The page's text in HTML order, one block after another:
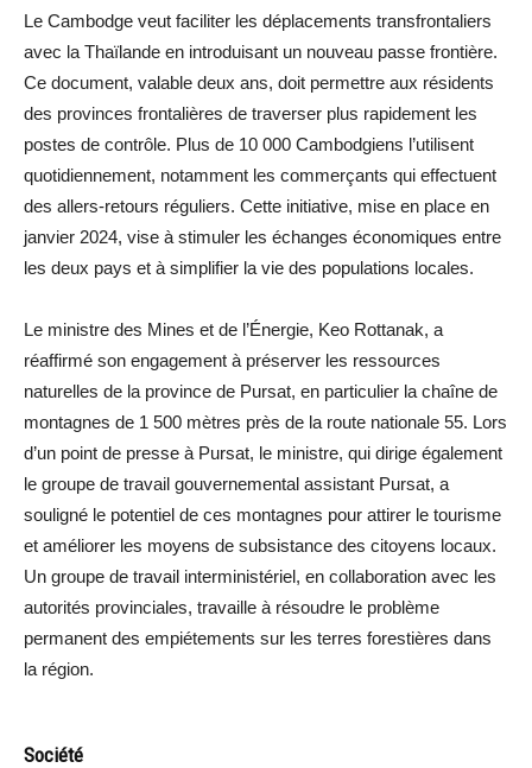
Le Cambodge veut faciliter les déplacements transfrontaliers
avec la Thaïlande en introduisant un nouveau passe frontière.
Ce document, valable deux ans, doit permettre aux résidents
des provinces frontalières de traverser plus rapidement les
postes de contrôle. Plus de 10 000 Cambodgiens l’utilisent
quotidiennement, notamment les commerçants qui effectuent
des allers-retours réguliers. Cette initiative, mise en place en
janvier 2024, vise à stimuler les échanges économiques entre
les deux pays et à simplifier la vie des populations locales.
Le ministre des Mines et de l’Énergie, Keo Rottanak, a
réaffirmé son engagement à préserver les ressources
naturelles de la province de Pursat, en particulier la chaîne de
montagnes de 1 500 mètres près de la route nationale 55. Lors
d’un point de presse à Pursat, le ministre, qui dirige également
le groupe de travail gouvernemental assistant Pursat, a
souligné le potentiel de ces montagnes pour attirer le tourisme
et améliorer les moyens de subsistance des citoyens locaux.
Un groupe de travail interministériel, en collaboration avec les
autorités provinciales, travaille à résoudre le problème
permanent des empiétements sur les terres forestières dans
la région.
Société